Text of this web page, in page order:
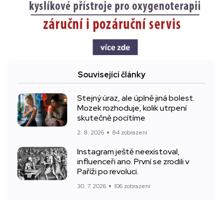
Související články
Stejný úraz, ale úplně jiná bolest.
Mozek rozhoduje, kolik utrpení
skutečně pocítíme
2. 8. 2026 84 zobrazení
Instagram ještě neexistoval,
influenceři ano. První se zrodili v
Paříži po revoluci.
30. 7. 2026 106 zobrazení